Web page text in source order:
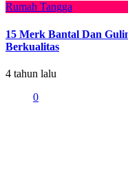
Rumah Tangga
15 Merk Bantal Dan
Berkualitas
4 tahun lalu
0